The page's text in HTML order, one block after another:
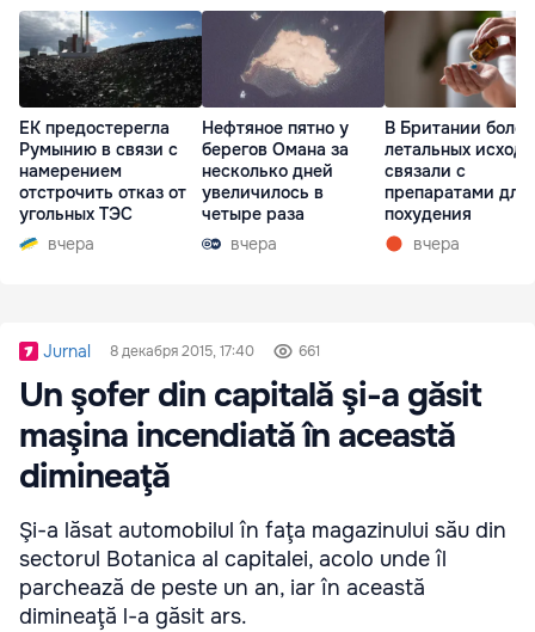
ЕК предостерегла
Румынию в связи с
намерением
отстрочить отказ от
угольных ТЭС
вчера
Нефтяное пятно у
берегов Омана за
несколько дней
увеличилось в
четыре раза
вчера
В Британии
летальных
связали с
препаратами для
похудения
вчера
Jurnal 8 декабря 2015, 17:40 661
Un şofer din capitală şi-a găsit
maşina incendiată în această
dimineaţă
Şi-a lăsat automobilul în faţa magazinului său din
sectorul Botanica al capitalei, acolo unde îl
parchează de peste un an, iar în această
dimineaţă l-a găsit ars.